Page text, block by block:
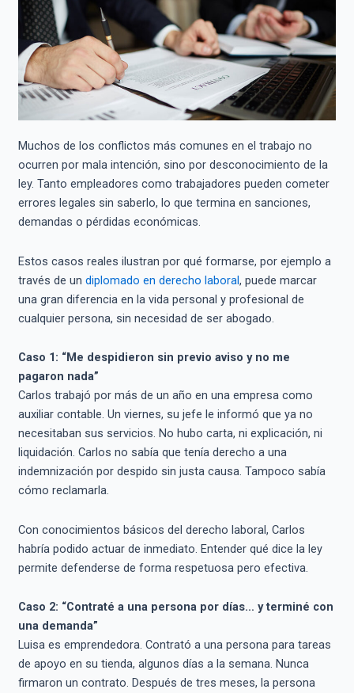
Muchos de los conflictos más comunes en el trabajo no
ocurren por mala intención, sino por desconocimiento de la
ley. Tanto empleadores como trabajadores pueden cometer
errores legales sin saberlo, lo que termina en sanciones,
demandas o pérdidas económicas.
Estos casos reales ilustran por qué formarse, por ejemplo a
través de un diplomado en derecho laboral, puede marcar
una gran diferencia en la vida personal y profesional de
cualquier persona, sin necesidad de ser abogado.
Caso 1: “Me despidieron sin previo aviso y no me
pagaron nada”
Carlos trabajó por más de un año en una empresa como
auxiliar contable. Un viernes, su jefe le informó que ya no
necesitaban sus servicios. No hubo carta, ni explicación, ni
liquidación. Carlos no sabía que tenía derecho a una
indemnización por despido sin justa causa. Tampoco sabía
cómo reclamarla.
Con conocimientos básicos del derecho laboral, Carlos
habría podido actuar de inmediato. Entender qué dice la ley
permite defenderse de forma respetuosa pero efectiva.
Caso 2: “Contraté a una persona por días… y terminé con
una demanda”
Luisa es emprendedora. Contrató a una persona para tareas
de apoyo en su tienda, algunos días a la semana. Nunca
firmaron un contrato. Después de tres meses, la persona